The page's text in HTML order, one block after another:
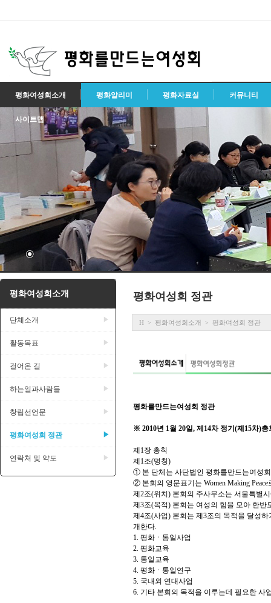
평화여성회소개 평화알리미 평화자료실 커뮤니티
사이트맵
평화여성회소개
단체소개 ▶
활동목표 ▶
걸어온 길 ▶
하는일과사람들 ▶
창립선언문 ▶
평화여성회 정관 ▶
연락처 및 약도 ▶
평화여성회 정관
H > 평화여성회소개 > 평화여성회 정관
평화를만드는여성회 정관
※ 2010년 1월 20일, 제14차 정기(제15차)총
제1장 총칙
제1조(명칭)
① 본 단체는 사단법인 평화를만드는여성
② 본회의 영문표기는 Women Making
제2조(위치) 본회의 주사무소는 서울특별
제3조(목적) 본회는 여성의 힘을 모아 한
제4조(사업) 본회는 제3조의 목적을 달성
개한다.
1. 평화ㆍ통일사업
2. 평화교육
3. 통일교육
4. 평화ㆍ통일연구
5. 국내외 연대사업
6. 기타 본회의 목적을 이루는데 필요한 사